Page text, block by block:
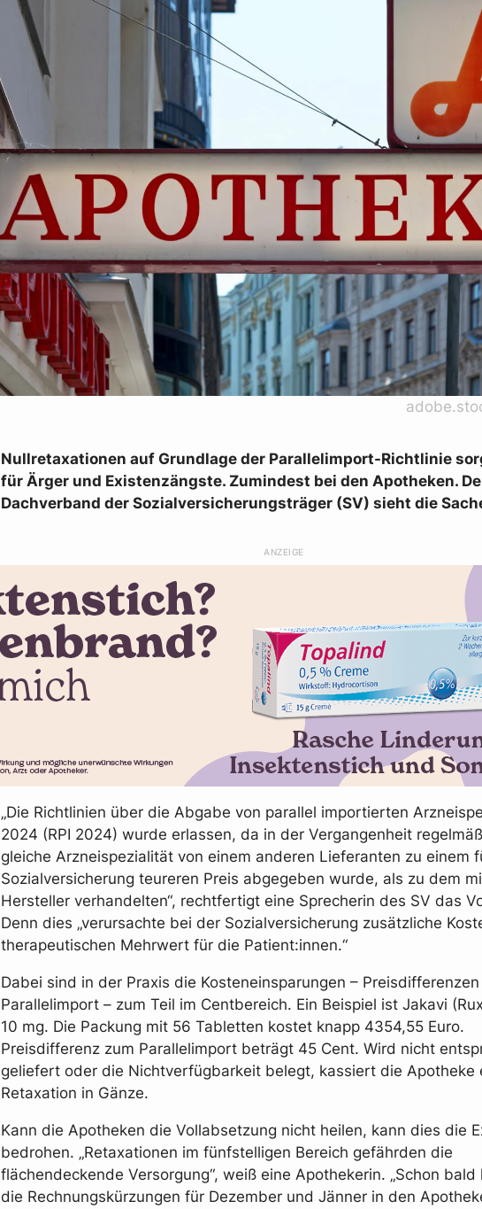
Nullretaxationen auf Grundlage der Parallelimport-Richtlinie
für Ärger und Existenzängste. Zumindest bei den Apotheken.
Dachverband der Sozialversicherungsträger (SV) sieht die
ANZEIGE
„Die Richtlinien über die Abgabe von parallel importierten
2024 (RPI 2024) wurde erlassen, da in der Vergangenheit
gleiche Arzneispezialität von einem anderen Lieferanten zu einem
Sozialversicherung teureren Preis abgegeben wurde, als zu dem
Hersteller verhandelten“, rechtfertigt eine Sprecherin des SV das
Denn dies „verursachte bei der Sozialversicherung zusätzliche
therapeutischen Mehrwert für die Patient:innen.“
Dabei sind in der Praxis die Kosteneinsparungen – Preisdifferenzen
Parallelimport – zum Teil im Centbereich. Ein Beispiel ist Jakavi
10 mg. Die Packung mit 56 Tabletten kostet knapp 4354,55 Euro.
Preisdifferenz zum Parallelimport beträgt 45 Cent. Wird nicht
geliefert oder die Nichtverfügbarkeit belegt, kassiert die Apotheke
Retaxation in Gänze.
Kann die Apotheken die Vollabsetzung nicht heilen, kann dies die
bedrohen. „Retaxationen im fünfstelligen Bereich gefährden die
flächendeckende Versorgung“, weiß eine Apothekerin. „Schon bald
die Rechnungskürzungen für Dezember und Jänner in den